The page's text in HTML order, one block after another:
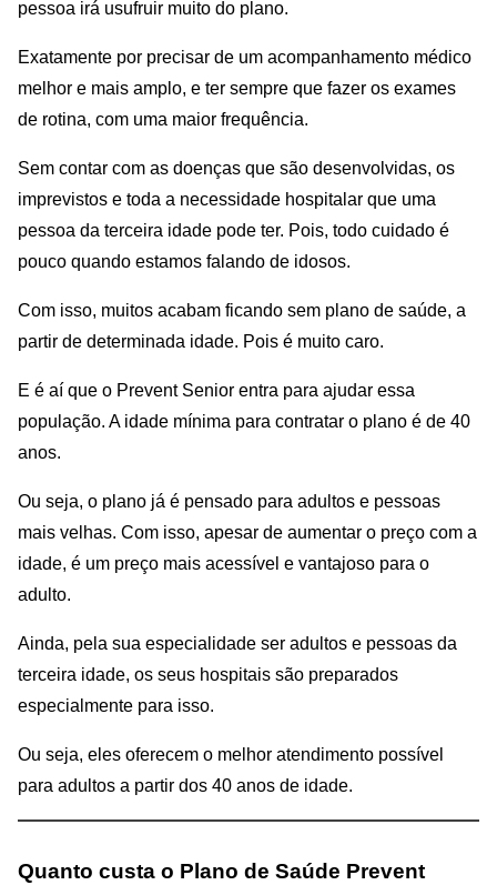
pessoa irá usufruir muito do plano.
Exatamente por precisar de um acompanhamento médico
melhor e mais amplo, e ter sempre que fazer os exames
de rotina, com uma maior frequência.
Sem contar com as doenças que são desenvolvidas, os
imprevistos e toda a necessidade hospitalar que uma
pessoa da terceira idade pode ter. Pois, todo cuidado é
pouco quando estamos falando de idosos.
Com isso, muitos acabam ficando sem plano de saúde, a
partir de determinada idade. Pois é muito caro.
E é aí que o Prevent Senior entra para ajudar essa
população. A idade mínima para contratar o plano é de 40
anos.
Ou seja, o plano já é pensado para adultos e pessoas
mais velhas. Com isso, apesar de aumentar o preço com a
idade, é um preço mais acessível e vantajoso para o
adulto.
Ainda, pela sua especialidade ser adultos e pessoas da
terceira idade, os seus hospitais são preparados
especialmente para isso.
Ou seja, eles oferecem o melhor atendimento possível
para adultos a partir dos 40 anos de idade.
Quanto custa o Plano de Saúde Prevent